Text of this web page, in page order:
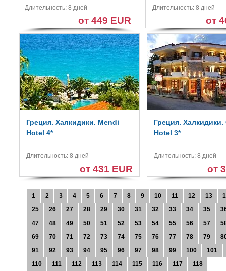
Длительность: 8 дней
от 449 EUR
Длительность: 8 дней
от
Греция. Халкидики. Mendi
Hotel 4*
Длительность: 8 дней
от 431 EUR
Греция.
Hotel 3*
Длительность: 8 дней
от
1 2 3 4 5 6 7 8 9 10 11 12 13
25
26 27 28 29 30 31 32 33 34 35
47
48 49 50 51 52 53 54 55 56 57
69
70 71 72 73 74 75 76 77 78 79
91
92 93 94 95 96 97 98 99 100
101
110
111 112 113 114 115 116 117 118